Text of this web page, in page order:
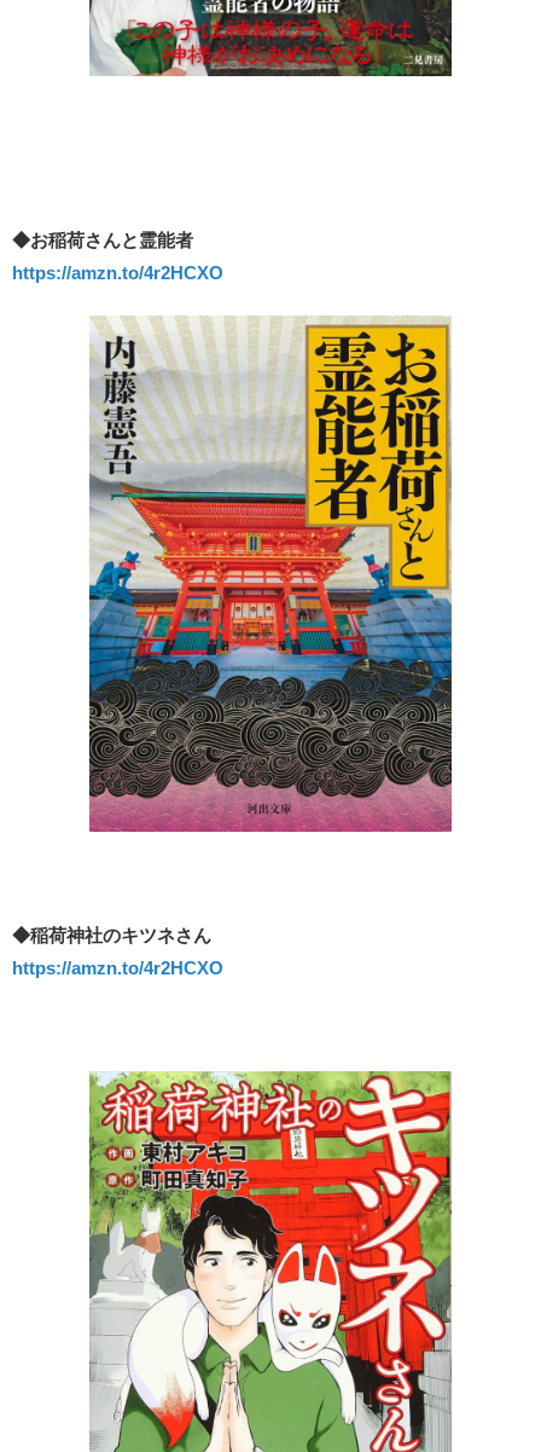
◆お稲荷さんと霊能者
https://amzn.to/4r2HCXO
◆稲荷神社のキツネさん
https://amzn.to/4r2HCXO